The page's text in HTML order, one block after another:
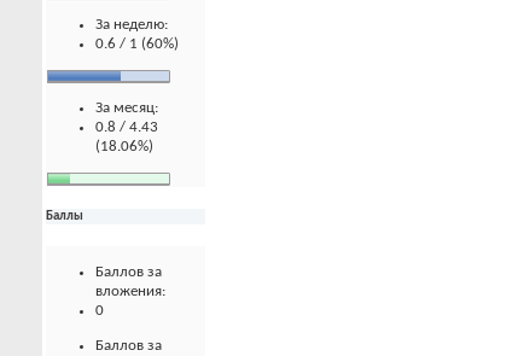
За неделю:
0.6 / 1 (60%)
За месяц:
0.8 / 4.43
(18.06%)
Баллы
Баллов за
вложения:
0
Баллов за